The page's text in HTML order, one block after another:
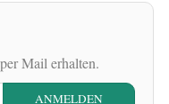
Mail erhalten.